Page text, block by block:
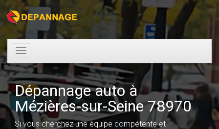
Toggle
navigation
Dépannage auto à
Mézières-sur-Seine 78970
Si vous cherchez une équipe compétente et